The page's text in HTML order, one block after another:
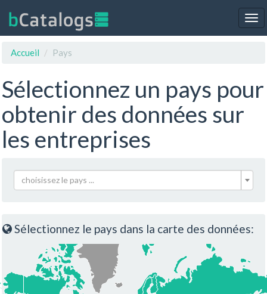
Accueil
Pays
Sélectionnez un pays pour
obtenir des données sur
les entreprises
choisissez le pays ...
Sélectionnez le pays dans la carte des données: